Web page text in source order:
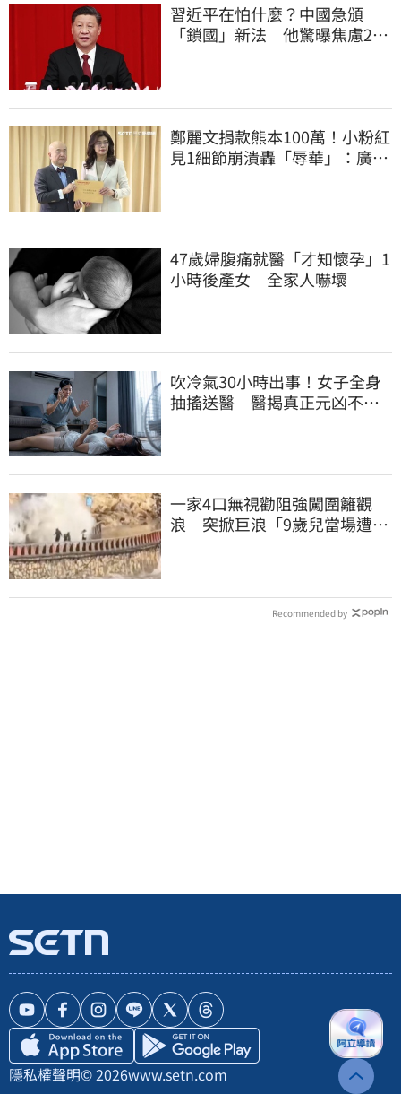
習近平在怕什麼？中國急頒
「鎖國」新法 他驚曝焦慮2
鄭麗文捐款熊本100萬！小粉紅
見1細節崩潰轟「辱華」：廣西
47歲婦腹痛就醫「才知懷孕」1
小時後產女 全家人嚇壞
吹冷氣30小時出事！女子全身
抽搐送醫 醫揭真正元凶不是
一家4口無視勸阻強闖圍籬觀
浪 突掀巨浪「9歲兒當場遭捲
Recommended by
隱私權聲明© 2026www.setn.com